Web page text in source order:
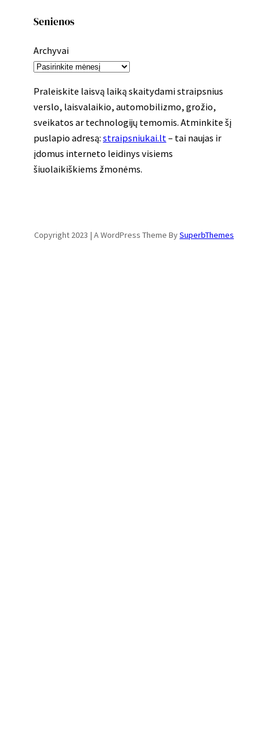
Senienos
Archyvai
Praleiskite laisvą laiką skaitydami straipsnius
verslo, laisvalaikio, automobilizmo, grožio,
sveikatos ar technologijų temomis. Atminkite šį
puslapio adresą: straipsniukai.lt– tai naujas ir
įdomus interneto leidinys visiems
šiuolaikiškiems žmonėms.
Copyright 2023 | A WordPress Theme BySuperbThemes